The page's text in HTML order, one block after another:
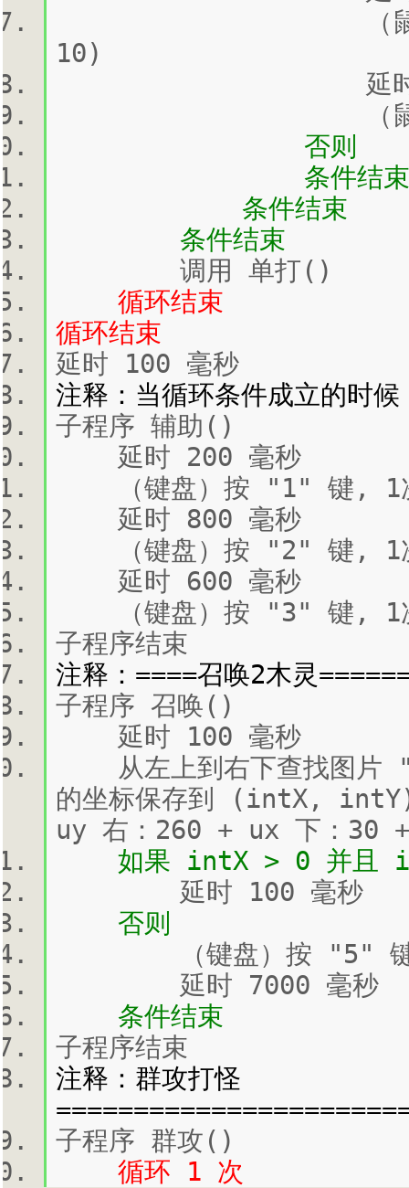
（鼠标）移动
10)
延时 800
（鼠标）左
否则
条件结束
条件结束
条件结束
调用 单打()
循环结束
循环结束
延时 100 毫秒
注释：当循环条件成立的时
子程序 辅助()
延时 200 毫秒
（键盘）按 "1" 键, 1
延时 800 毫秒
（键盘）按 "2" 键, 1
延时 600 毫秒
（键盘）按 "3" 键, 1
子程序结束
注释：====召唤2木灵
子程序 召唤()
延时 100 毫秒
从左上到右下查找图片
的坐标保存到 (intX, intY)
uy 右：260 + ux 下：30
如果 intX > 0 并且
延时 100 毫秒
否则
（键盘）按 "5" 键
延时 7000 毫秒
条件结束
子程序结束
注释：群攻打怪
子程序 群攻()
循环 1 次